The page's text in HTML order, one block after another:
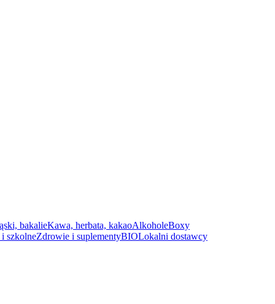
bakalieKawa, herbata, kakaoAlkoholeBoxy
szkolneZdrowie i suplementyBIOLokalni dostawcy